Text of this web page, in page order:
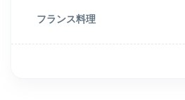
フランス料理